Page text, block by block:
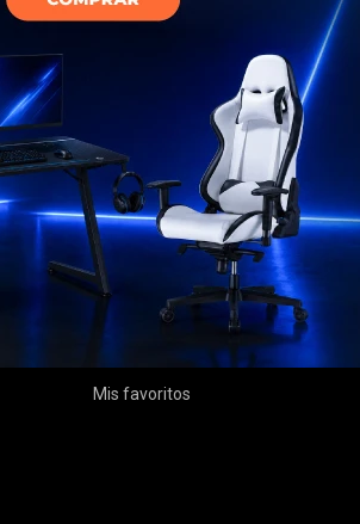
MI CUENTA
Mi cuenta
Mis compras
Mis favoritos